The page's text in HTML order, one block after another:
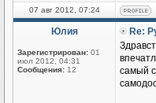
07 авг 2012, 07:24
Юлия
Зарегистрирован: 01
июл 2012, 04:31
Сообщения: 12
Re:
самый